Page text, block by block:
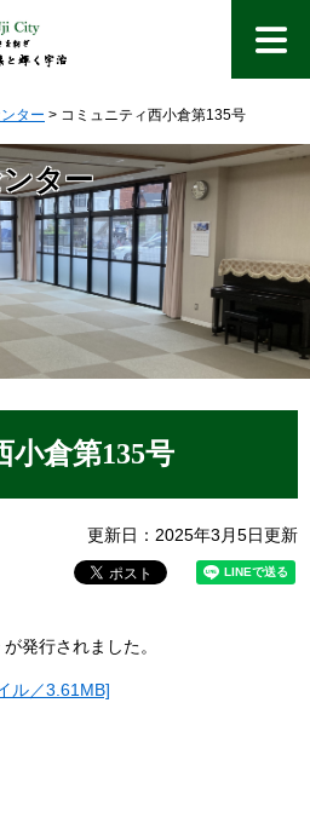
ター > コミュニティ西小倉第135号
ター
小倉第135号
更新日：2025年3月5日更新
発行されました。
ル／3.61MB]